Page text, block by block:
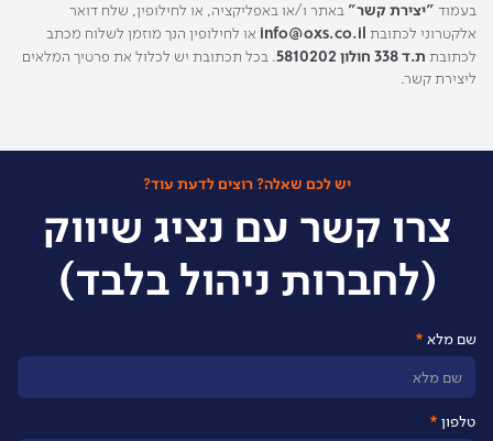
בעמוד "יצירת קשר" באתר ו/או באפליקציה, או לחילופין, שלח דואר
אלקטרוני לכתובת info@oxs.co.il או לחילופין הנך מוזמן לשלוח מכתב
לכתובת ת.ד 338 חולון 5810202
. בכל תכתובת יש לכלול את פרטיך המלאים
ליצירת קשר.
יש לכם שאלה? רוצים לדעת עוד?
צרו קשר עם נציג שיווק
(לחברות ניהול בלבד)
שם מלא
טלפון